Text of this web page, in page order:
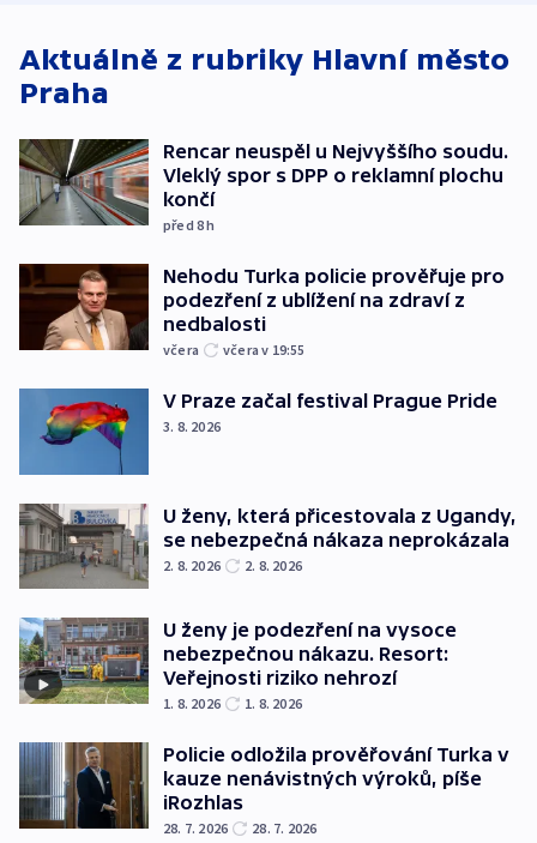
Aktuálně z rubriky Hlavní město
Praha
Rencar neuspěl u Nejvyššího soudu.
Vleklý spor s DPP o reklamní plochu
končí
před 8h
Nehodu Turka policie prověřuje pro
podezření z ublížení na zdraví z
nedbalosti
včera včera v 19:55
V Praze začal festival Prague Pride
3. 8. 2026
U ženy, která přicestovala z Ugandy,
se nebezpečná nákaza neprokázala
2. 8. 2026 2. 8. 2026
U ženy je podezření na vysoce
nebezpečnou nákazu. Resort:
Veřejnosti riziko nehrozí
1. 8. 2026 1. 8. 2026
Policie odložila prověřování Turka v
kauze nenávistných výroků, píše
iRozhlas
28. 7. 2026 28. 7. 2026